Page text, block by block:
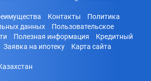
Контакты
Политика
данных
Пользовательское
Полезная информация
Кредитный
Заявка на ипотеку Карта сайта